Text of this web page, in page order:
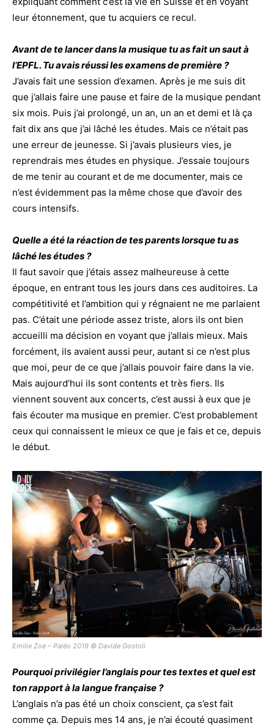
leur étonnement, que tu acquiers ce recul.
Avant de te lancer dans la musique tu as fait un saut à
l’EPFL. Tu avais réussi les examens de première ?
J’avais fait une session d’examen. Après je me suis dit
que j’allais faire une pause et faire de la musique pendant
six mois. Puis j’ai prolongé, un an, un an et demi et là ça
fait dix ans que j’ai lâché les études. Mais ce n’était pas
une erreur de jeunesse. Si j’avais plusieurs vies, je
reprendrais mes études en physique. J’essaie toujours
de me tenir au courant et de me documenter, mais ce
n’est évidemment pas la même chose que d’avoir des
cours intensifs.
Quelle a été la réaction de tes parents lorsque tu as
lâché les études ?
Il faut savoir que j’étais assez malheureuse à cette
époque, en entrant tous les jours dans ces auditoires. La
compétitivité et l’ambition qui y régnaient ne me parlaient
pas. C’était une période assez triste, alors ils ont bien
accueilli ma décision en voyant que j’allais mieux. Mais
forcément, ils avaient aussi peur, autant si ce n’est plus
que moi, peur de ce que j’allais pouvoir faire dans la vie.
Mais aujourd’hui ils sont contents et très fiers. Ils
viennent souvent aux concerts, c’est aussi à eux que je
fais écouter ma musique en premier. C’est probablement
ceux qui connaissent le mieux ce que je fais et ce, depuis
le début.
Emilie Zoe – Paléo 2019 © Davide Gostoli
Pourquoi privilégier l’anglais pour tes textes et quel est
ton rapport à la langue française ?
L’anglais n’a pas été un choix conscient, ça s’est fait
comme ça. Depuis mes 14 ans, je n’ai écouté quasiment